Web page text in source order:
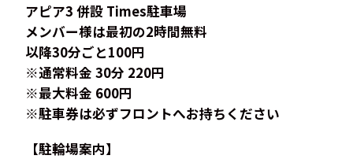
アピア3 併設 Times駐車場
メンバー様は最初の2時間無料
以降30分ごと100円
※通常料金 30分 220円
※最大料金 600円
※駐車券は必ずフロントへお持ちください
【駐輪場案内】